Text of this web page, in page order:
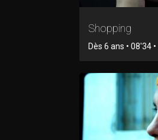
Shopping
Dès 6 ans • 08'34